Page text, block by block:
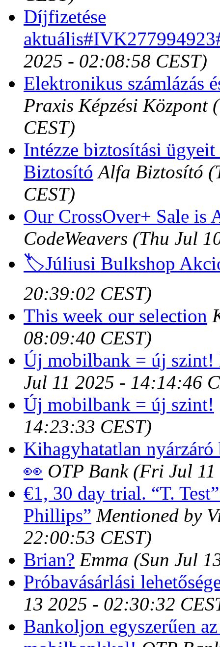
Díjfizetése
2025 - 02:08:58 CEST)
Elektronikus számlázás
Praxis Képzési Központ
CEST)
Intézze biztosítási
Biztosító Alfa Biztosító
CEST)
Our CrossOver+ Sale is
CodeWeavers (Thu Jul
🏷️Júliusi Bulkshop
20:39:02 CEST)
This week our selection
08:09:40 CEST)
Új mobilbank = új
Jul 11 2025 - 14:14:46
Új mobilbank = új szint!
14:23:33 CEST)
Kihagyhatatlan nyárzáró
👀 OTP Bank (Fri Jul 11
€1, 30 day trial. “T.
Phillips” Mentioned by
22:00:53 CEST)
Brian? Emma (Sun Jul
Próbavásárlási
13 2025 - 02:30:32
Bankoljon egyszerűen